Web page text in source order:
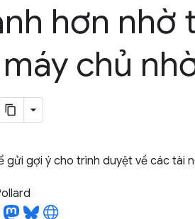
hơn nhờ
chủ
gửi gợi ý cho trình duyệt về các tài